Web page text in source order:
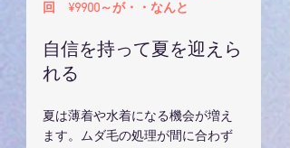
回　¥9900～が・・なんと
自信を持って夏を迎えら
れる
夏は薄着や水着になる機会が増え
ます。ムダ毛の処理が間に合わず